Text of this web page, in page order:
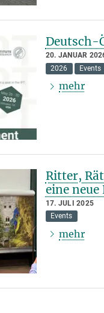
Deutsch-
20. JANUAR
2026
Events
mehr
Ritter,
eine
17. JULI 2025
Events
mehr